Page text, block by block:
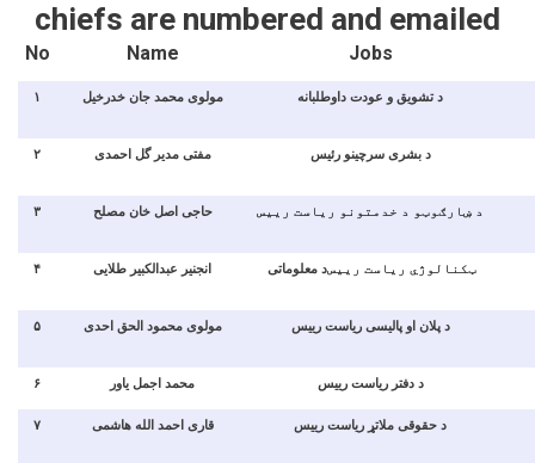
chiefs are numbered and emailed
No Name Jobs
۱ مولوی محمد جان خدرخیل د تشویق و عودت داوطلبانه
۲ مفتی مدیر گل احمدی د بشری سرچینو رئیس
۳ حاجی اصل خان مصلح د ښارګوټو د خدمتونو ریاست رییس
۴ انجنیر عبدالکبیر طلایی د معلوماتیټکنالوژي ریاست رییس
۵ مولوی محمود الحق احدی د پلان او پالیسی ریاست رییس
۶ محمد اجمل یاور د دفتر ریاست رییس
۷ قاری احمد الله هاشمی د حقوقی ملاتړ ریاست رییس